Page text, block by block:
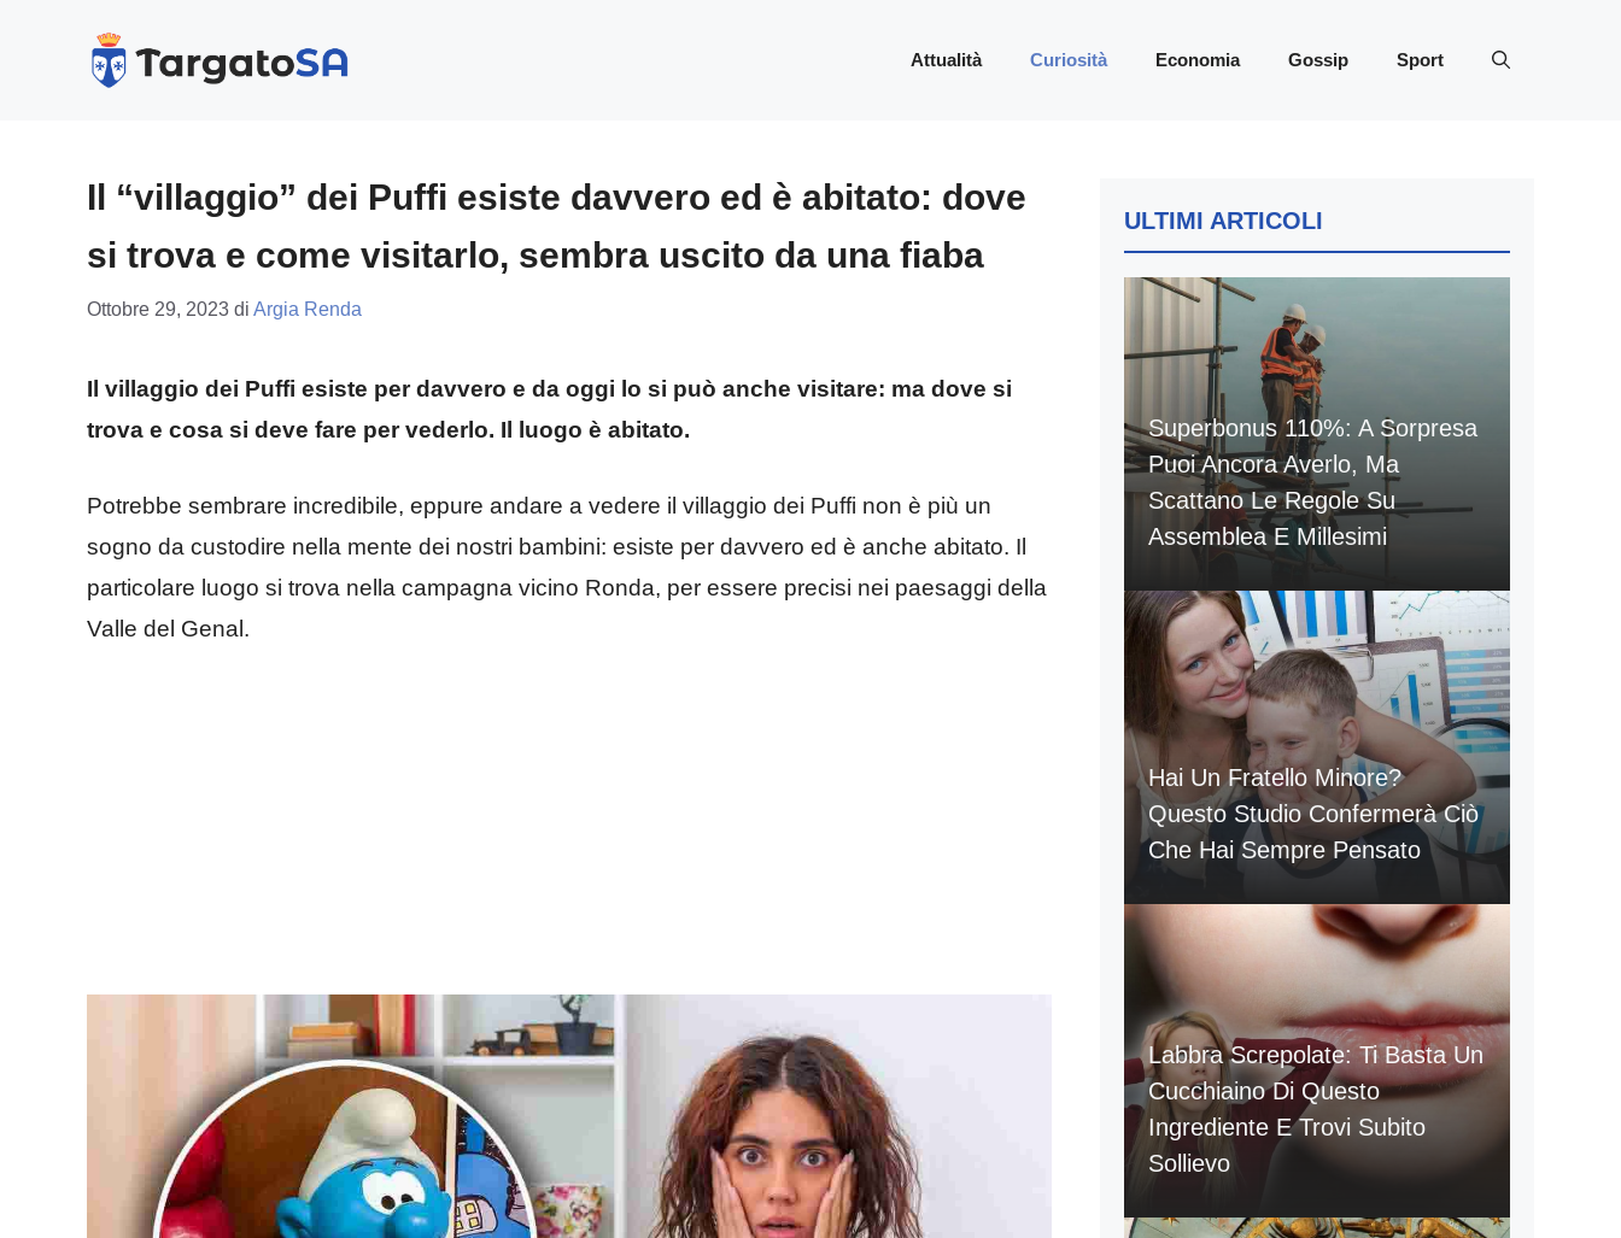
Attualità Curiosità Economia Gossip Sport
Il “villaggio” dei Puffi esiste davvero ed è abitato: dove
si trova e come visitarlo, sembra uscito da una fiaba
Ottobre 29, 2023 di Argia Renda
Il villaggio dei Puffi esiste per davvero e da oggi lo si può anche visitare: ma dove si
trova e cosa si deve fare per vederlo. Il luogo è abitato.
Potrebbe sembrare incredibile, eppure andare a vedere il villaggio dei Puffi non è più un
sogno da custodire nella mente dei nostri bambini: esiste per davvero ed è anche abitato. Il
particolare luogo si trova nella campagna vicino Ronda, per essere precisi nei paesaggi della
Valle del Genal.
ULTIMI ARTICOLI
Superbonus 110%: A Sorpresa
Puoi Ancora Averlo, Ma
Scattano Le Regole Su
Assemblea E Millesimi
Hai Un Fratello Minore?
Questo Studio Confermerà Ciò
Che Hai Sempre Pensato
Labbra Screpolate: Ti Basta Un
Cucchiaino Di Questo
Ingrediente E Trovi Subito
Sollievo